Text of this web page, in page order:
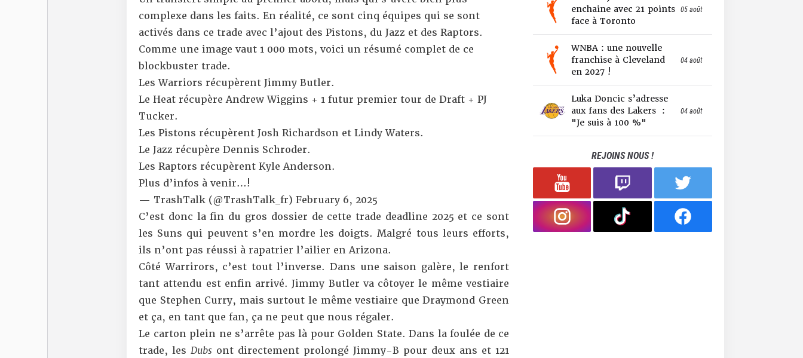
complexe dans les faits. En réalité, ce sont cinq équipes qui se sont
activés dans ce trade avec l’ajout des Pistons, du Jazz et des Raptors.
Comme une image vaut 1 000 mots, voici un résumé complet de ce
blockbuster trade.
Les Warriors récupèrent Jimmy Butler.
Le Heat récupère Andrew Wiggins + 1 futur premier tour de Draft + PJ
Tucker.
Les Pistons récupèrent Josh Richardson et Lindy Waters.
Le Jazz récupère Dennis Schroder.
Les Raptors récupèrent Kyle Anderson.
Plus d’infos à venir…!
— TrashTalk (@TrashTalk_fr) February 6, 2025
C’est donc la fin du gros dossier de cette trade deadline 2025 et ce sont
les Suns qui peuvent s’en mordre les doigts. Malgré tous leurs efforts,
ils n’ont pas réussi à rapatrier l’ailier en Arizona.
Côté Warrirors, c’est tout l’inverse. Dans une saison galère, le renfort
tant attendu est enfin arrivé. Jimmy Butler va côtoyer le même vestiaire
que Stephen Curry, mais surtout le même vestiaire que Draymond Green
et ça, en tant que fan, ça ne peut que nous régaler.
Le carton plein ne s’arrête pas là pour Golden State. Dans la foulée de ce
trade, les Dubs ont directement prolongé Jimmy-B pour deux ans et 121
enchaine avec 21 points
face à Toronto
05 août
WNBA : une nouvelle
franchise à Cleveland
en 2027 !
04 août
Luka Doncic s’adresse
aux fans des Lakers :
"Je suis à 100 %"
04 août
REJOINS NOUS !